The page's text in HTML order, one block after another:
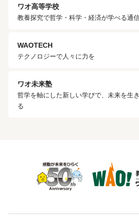
ワオ高等学校
教養探究で哲学・科学・経済が学べる通
WAOTECH
テクノロジーで人々に力を
ワオ未来塾
哲学を軸にした新しい学びで、未来を生
る